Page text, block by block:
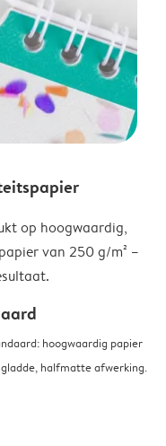
op hoogwaardig,
van 250 g/m² –
hoogwaardig papier
halfmatte afwerking.